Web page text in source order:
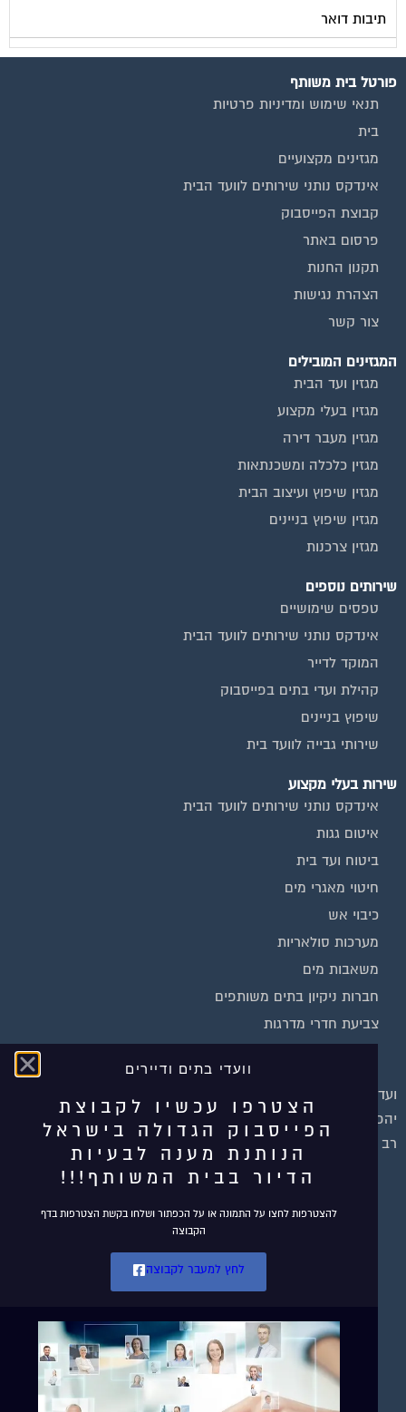
תיבות דואר
פורטל בית משותף
תנאי שימוש ומדיניות פרטיות
בית
מגזינים מקצועיים
אינדקס נותני שירותים לוועד הבית
קבוצת הפייסבוק
פרסום באתר
תקנון החנות
הצהרת נגישות
צור קשר
המגזינים המובילים
מגזין ועד הבית
מגזין בעלי מקצוע
מגזין מעבר דירה
מגזין כלכלה ומשכנתאות
מגזין שיפוץ ועיצוב הבית
מגזין שיפוץ בניינים
מגזין צרכנות
שירותים נוספים
טפסים שימושיים
אינדקס נותני שירותים לוועד הבית
המוקד לדייר
קהילת ועדי בתים בפייסבוק
שיפוץ בניינים
שירותי גבייה לוועד בית
שירות בעלי מקצוע
אינדקס נותני שירותים לוועד הבית
איטום גגות
ביטוח ועד בית
חיטוי מאגרי מים
כיבוי אש
מערכות סולאריות
משאבות מים
חברות ניקיון בתים משותפים
צביעת חדרי מדרגות
ועד בית, קבל במתנה את המדריך המלא לניהול ועד בית אשר
יהפוך את ניהול הבית המשותף לחוויה מהנה ופשוטה ויחסוך לך זמן
רב ועלויות בתחזוקת הבניין!
וועדי בתים ודיירים
הצטרפו עכשיו לקבוצת
הפייסבוק הגדולה בישראל
הנותנת מענה לבעיות
הדיור בבית המשותף!!!
להצטרפות לחצו על התמונה או על הכפתור ושלחו בקשת הצטרפות בדף
הקבוצה
לחץ למעבר לקבוצה